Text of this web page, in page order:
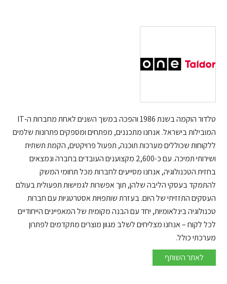
טלדור הוקמה בשנת 1986 והפכה במשך השנים לאחת מחברות ה-IT
המובילות בישראל. אנחנו מתכננים, מפתחים ומספקים פתרונות שלמים
ללקוחות שכוללים מערכות תוכנה, תפעול פרויקטים, הקמת תשתית
ושירותי תמיכה. עם כ-2,600 מקצוענים העובדים בחברה ונמצאים
בחזית הטכנולוגיה, אנחנו מסייעים לחברות מכל תחומי המשק
להתמקד בעסקי הליבה שלהן, תוך אפשרות לגמישות תפעולית בעולם
העסקים התזזיתי של היום. בעזרת שותפויות אסטרטגיות עם חברות
טכנולוגיה בינלאומיות, יחד עם הבנה מקומית של המאפיינים הייחודיים
לכל לקוח – אנחנו מצליחים לשלב מגוון מוצרים מתקדמים לפתרון
מערכתי כולל.
לאתר השותף